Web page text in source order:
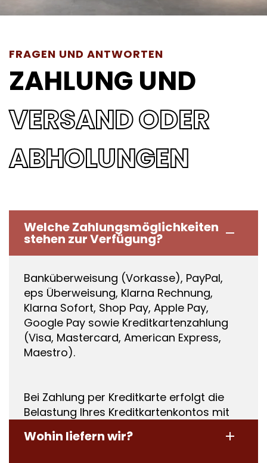
FRAGEN UND ANTWORTEN
ZAHLUNG UND
VERSAND ODER
ABHOLUNGEN
Welche Zahlungsmöglichkeiten
stehen zur Verfügung?
Banküberweisung (Vorkasse), PayPal,
eps Überweisung, Klarna Rechnung,
Klarna Sofort, Shop Pay, Apple Pay,
Google Pay sowie Kreditkartenzahlung
(Visa, Mastercard, American Express,
Maestro).
Bei Zahlung per Kreditkarte erfolgt die
Belastung Ihres Kreditkartenkontos mit
Wohin liefern wir?